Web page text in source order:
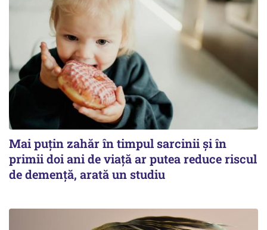
Mai puțin zahăr în timpul sarcinii și în
primii doi ani de viață ar putea reduce riscul
de demență, arată un studiu